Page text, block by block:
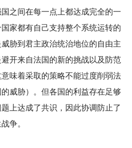
之间在每一点上都达成完全的一
家都有自己支持整个系统运转的
胁到君主政治统治地位的自由主
开来自法国的新的挑战以及防范
味着采取的策略不能过度削弱法
威胁）。但各国的利益存在足够
上达成了共识，因此协调防止了
争。